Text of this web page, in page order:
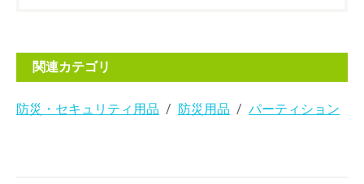
関連カテゴリ
防災・セキュリティ用品 防災用品 パーティション